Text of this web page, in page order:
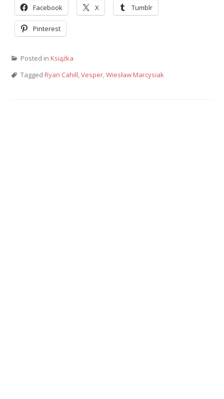
Facebook X Tumblr
Pinterest
Posted in Książka
Tagged Ryan Cahill,Vesper,Wiesław Marcysiak